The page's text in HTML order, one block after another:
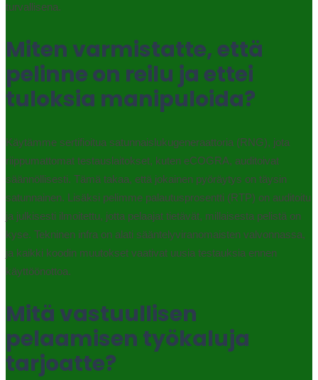
turvallisena.
Miten varmistatte, että
pelinne on reilu ja ettei
tuloksia manipuloida?
Käytämme sertifioitua satunnaislukugeneraattoria (RNG), jota
riippumattomat testauslaitokset, kuten eCOGRA, auditoivat
säännöllisesti. Tämä takaa, että jokainen pyöräytys on täysin
satunnainen. Lisäksi pelimme palautusprosentti (RTP) on auditoitu
ja julkisesti ilmoitettu, jotta pelaajat tietävät, millaisesta pelistä on
kyse. Tekninen infra on alati sääntelyviranomaisten valvonnassa,
ja kaikki koodin muutokset vaativat uusia testauksia ennen
käyttöönottoa.
Mitä vastuullisen
pelaamisen työkaluja
tarjoatte?